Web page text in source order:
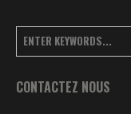
CONTACTEZ NOUS